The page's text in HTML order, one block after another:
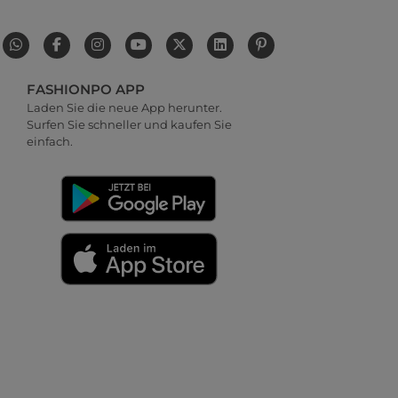
FASHIONPO APP
Laden Sie die neue App herunter.
Surfen Sie schneller und kaufen Sie
einfach.